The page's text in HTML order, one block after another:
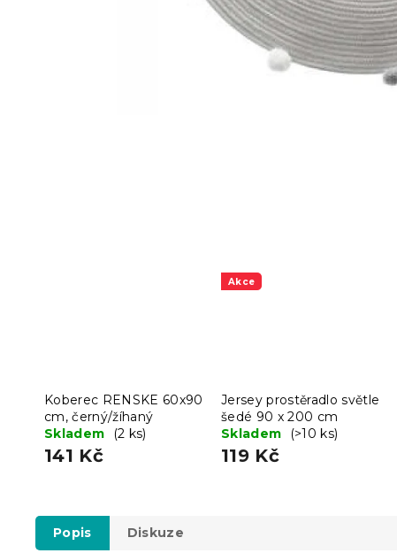
Koberec RENSKE 60x90
cm, černý/žíhaný
Skladem
(2 ks)
141 Kč
Akce
Jersey prostěradlo světle
šedé 90 x 200 cm
Skladem
(>10 ks)
119 Kč
Popis Diskuze